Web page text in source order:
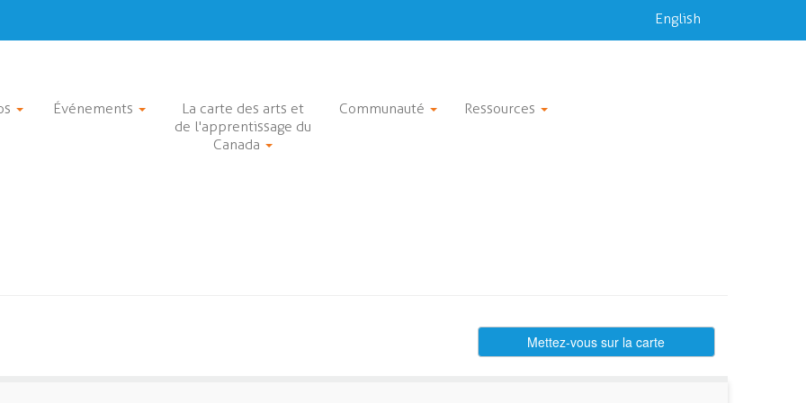
English
Événements
La carte des arts et
de l'apprentissage du
Canada
Communauté Ressources
Mettez-vous sur la carte